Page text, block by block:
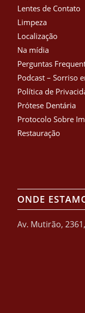
Lentes de Contato
Limpeza
Localização
Na mídia
Perguntas
Podcast – Sorriso
Política de
Prótese Dentária
Protocolo Sobre
Restauração
ONDE
Av. Mutirão,